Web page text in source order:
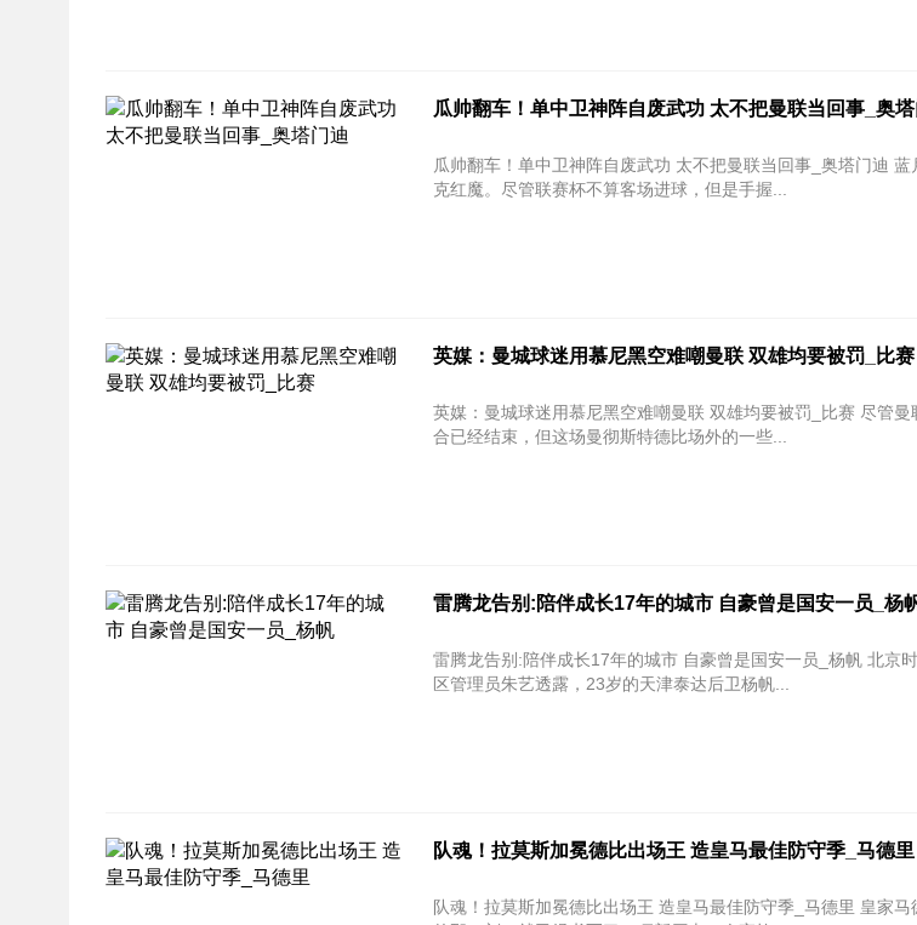
瓜帅翻车！单中卫神阵自废武功 太不把曼联当回事_奥
瓜帅翻车！单中卫神阵自废武功 太不把曼联当回事_奥塔门迪 蓝月亮在半决赛第一回合3-1客场力
克红魔。尽管联赛杯不算客场进球，但是手握...
英媒：曼城球迷用慕尼黑空难嘲曼联 双雄均要被罚_比赛
英媒：曼城球迷用慕尼黑空难嘲曼联 双雄均要被罚_比赛 尽管曼联客战曼城的联赛杯半决赛次回
合已经结束，但这场曼彻斯特德比场外的一些...
雷腾龙告别:陪伴成长17年的城市 自豪曾是国安一员_杨
雷腾龙告别:陪伴成长17年的城市 自豪曾是国安一员_杨帆 北京时间2月3日，据德国转会市场中国
区管理员朱艺透露，23岁的天津泰达后卫杨帆...
队魂！拉莫斯加冕德比出场王 造皇马最佳防守季_马德里
队魂！拉莫斯加冕德比出场王 造皇马最佳防守季_马德里 皇家马德里队长拉莫斯在进入首发名单